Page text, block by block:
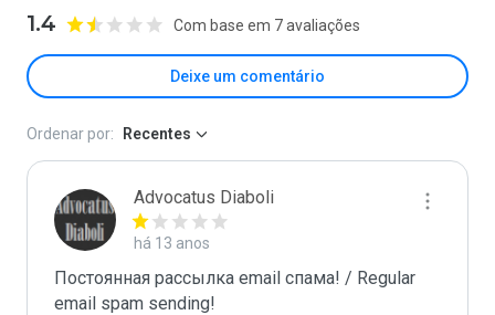
1.4 Com base em 7 avaliações
Deixe um comentário
Ordenar por: Recentes
Advocatus Diaboli
há 13 anos
Постоянная рассылка email спама! / Regular
email spam sending!